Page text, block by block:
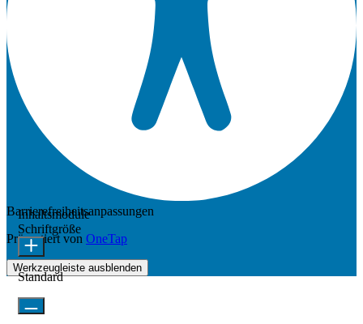
Barrierefreiheitsanpassungen
Präsentiert von OneTap
Werkzeugleiste ausblenden
Inhaltsmodule
Schriftgröße
Standard